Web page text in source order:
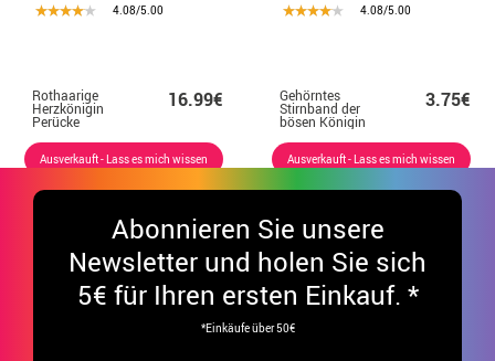
4.08/5.00
Rothaarige
Herzkönigin
Perücke
16.99€
Ausverkauft - Lass es mich wissen
4.08/5.00
Gehörntes
Stirnband der
bösen Königin
3.75€
Ausverkauft - Lass es mich wissen
Abonnieren Sie unsere
Newsletter und holen Sie sich
5€ für Ihren ersten Einkauf. *
*Einkäufe über 50€